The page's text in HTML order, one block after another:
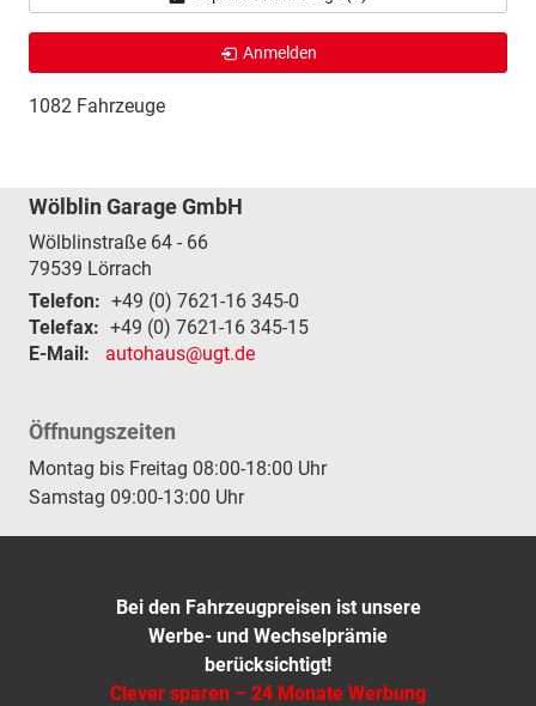
Anmelden
1082 Fahrzeuge
Wölblin Garage GmbH
Wölblinstraße 64 - 66
79539 Lörrach
Telefon: +49 (0) 7621-16 345-0
Telefax: +49 (0) 7621-16 345-15
E-Mail:
autohaus@ugt.de
Öffnungszeiten
Montag bis Freitag 08:00-18:00 Uhr
Samstag 09:00-13:00 Uhr
Bei den Fahrzeugpreisen ist unsere
Werbe- und Wechselprämie
berücksichtigt!
Clever sparen – 24 Monate Werbung